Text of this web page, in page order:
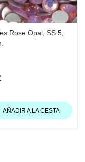
Rose Opal, SS 5,
AÑADIR A LA CESTA